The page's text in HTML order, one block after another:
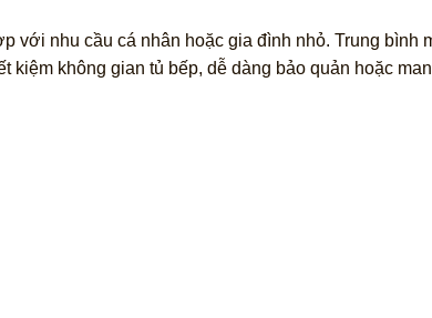
với nhu cầu cá nhân hoặc gia đình nhỏ. Trung bình
không gian tủ bếp, dễ dàng bảo quản hoặc